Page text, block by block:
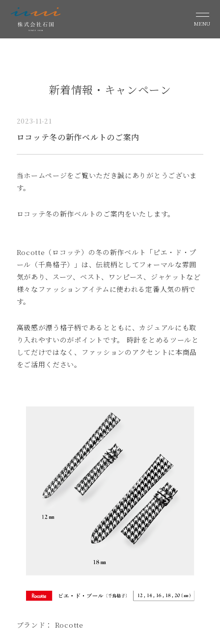
MENU
新着情報・キャンペーン
2023-11-21
ロコッテ冬の新作ベルトのご案内
当ホームページをご覧いただき誠にありがとうございま
す。
ロコッテ冬の新作ベルトのご案内をいたします。
Rocotte（ロコッテ）の冬の新作ベルト「ピエ・ド・プ
ール（千鳥格子）」は、伝統柄としてフォーマルな雰囲
気があり、スーツ、ベスト、ワンピース、ジャケットなど
様々なファッションアイテムに使われる定番人気の柄で
す。
高級感が漂う格子柄であるとともに、カジュアルにも取
り入れやすいのがポイントです。 時計をとめるツールと
してだけではなく、ファッションのアクセントに本商品
をご活用ください。
ブランド： Rocotte